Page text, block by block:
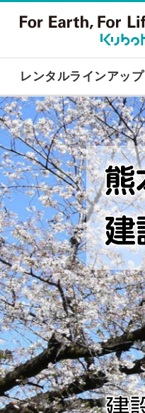
レンタルラインアップ